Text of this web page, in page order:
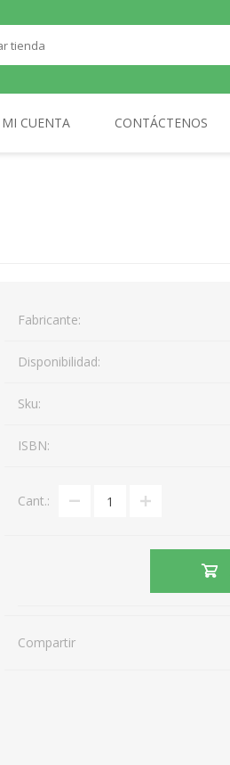
MI CUENTA CONTÁCTENOS
Fabricante:
Disponibilidad:
Sku:
ISBN:
Cant.:
Compartir